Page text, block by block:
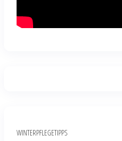
WINTERPFLEGETIPPS